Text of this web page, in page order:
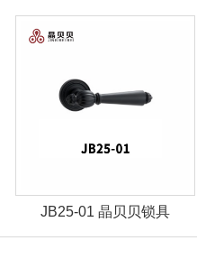
JB25-03 晶贝贝锁